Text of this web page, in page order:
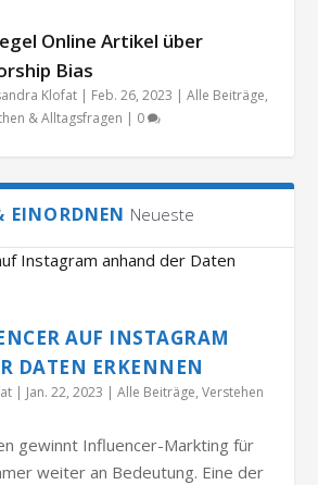
Online Artikel über
Bias
Klofat Feb. 26, 2023 |Alle Beiträge,
& Alltagsfragen
0
EINORDNEN Neueste
AUF INSTAGRAM
DATEN ERKENNEN
Jan. 22, 2023 |Alle Beiträge,Verstehen
gewinnt Influencer-Markting für
weiter an Bedeutung. Eine der